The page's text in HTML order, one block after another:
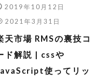
2019年10月12日
2021年3月31日
天市場 RMSの裏技コ
ド解説 | cssや
使ってリッ